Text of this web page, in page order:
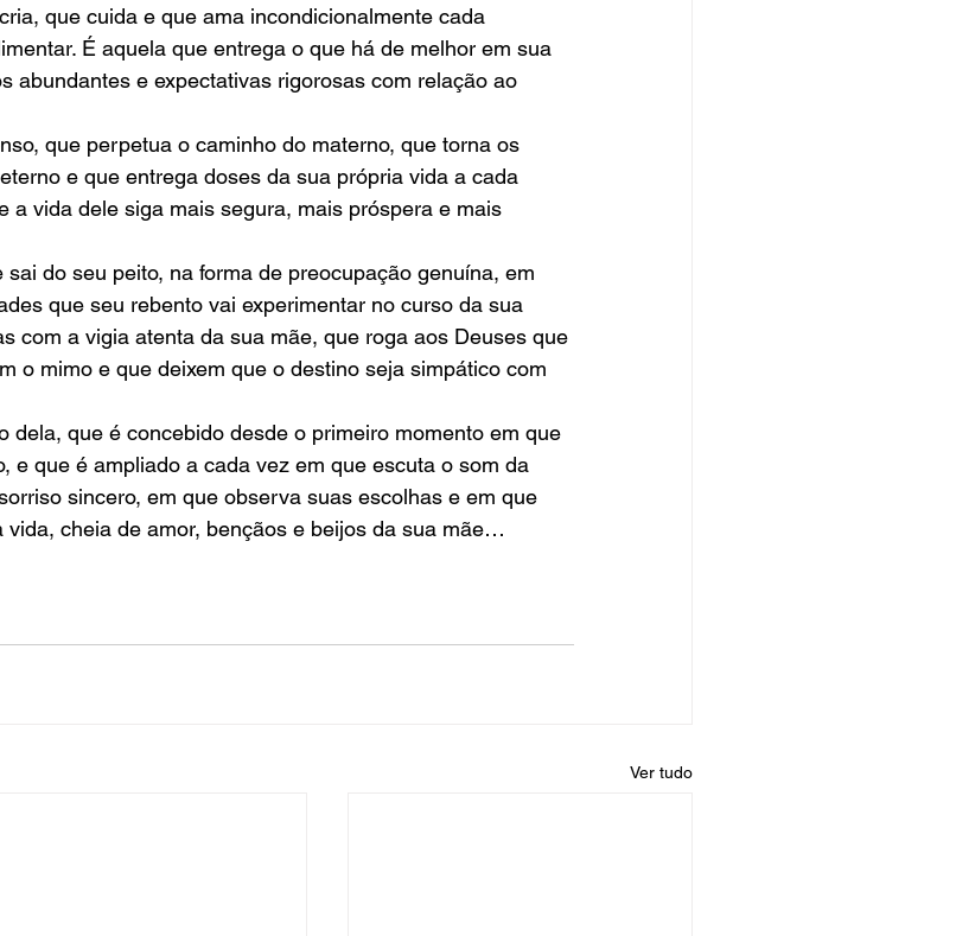
que cuida e que ama incondicionalmente cada
É aquela que entrega o que há de melhor em sua
abundantes e expectativas rigorosas com relação ao
que perpetua o caminho do materno, que torna os
e que entrega doses da sua própria vida a cada
a vida dele siga mais segura, mais próspera e mais
do seu peito, na forma de preocupação genuína, em
que seu rebento vai experimentar no curso da sua
com a vigia atenta da sua mãe, que roga aos Deuses que
o mimo e que deixem que o destino seja simpático com
dela, que é concebido desde o primeiro momento em que
e que é ampliado a cada vez em que escuta o som da
sincero, em que observa suas escolhas e em que
vida, cheia de amor, bençãos e beijos da sua mãe…
Ver tudo